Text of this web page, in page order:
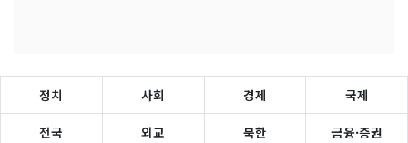
정치 사회 경제 국제
전국 외교 북한 금융·증권